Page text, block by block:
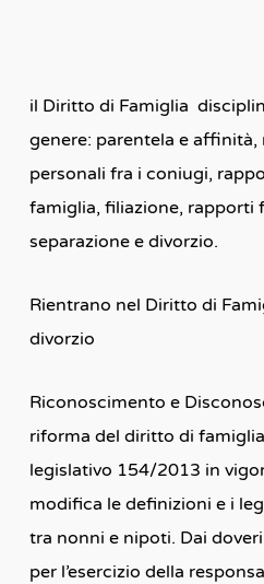
il Diritto di Famiglia
genere: parentela e
personali fra i coniugi,
famiglia, filiazione, rapporti
separazione e divorzio.
Rientrano nel Diritto di
divorzio
Riconoscimento e
riforma del diritto di
legislativo 154/2013 in
modifica le definizioni e i
tra nonni e nipoti. Dai
per l’esercizio della